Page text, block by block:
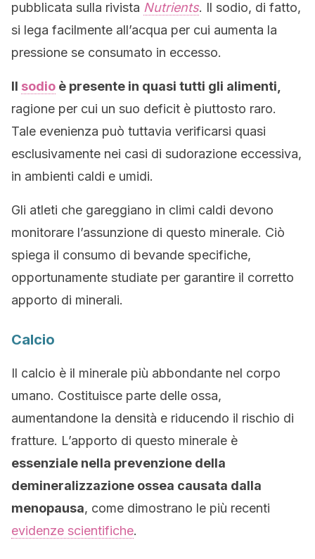
pubblicata sulla rivista Nutrients. Il sodio, di fatto,
si lega facilmente all’acqua per cui aumenta la
pressione se consumato in eccesso.
Il sodio è presente in quasi tutti gli alimenti,
ragione per cui un suo deficit è piuttosto raro.
Tale evenienza può tuttavia verificarsi quasi
esclusivamente nei casi di sudorazione eccessiva,
in ambienti caldi e umidi.
Gli atleti che gareggiano in climi caldi devono
monitorare l’assunzione di questo minerale. Ciò
spiega il consumo di bevande specifiche,
opportunamente studiate per garantire il corretto
apporto di minerali.
Calcio
Il calcio è il minerale più abbondante nel corpo
umano. Costituisce parte delle ossa,
aumentandone la densità e riducendo il rischio di
fratture. L’apporto di questo minerale è
essenziale nella prevenzione della
demineralizzazione ossea causata dalla
menopausa, come dimostrano le più recenti
evidenze scientifiche.